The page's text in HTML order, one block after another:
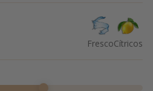
FrescoCítricos